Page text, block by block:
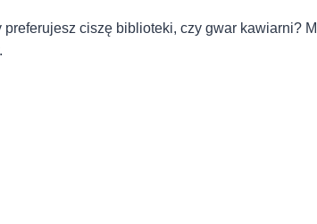
ciszę biblioteki, czy gwar kawiarni?